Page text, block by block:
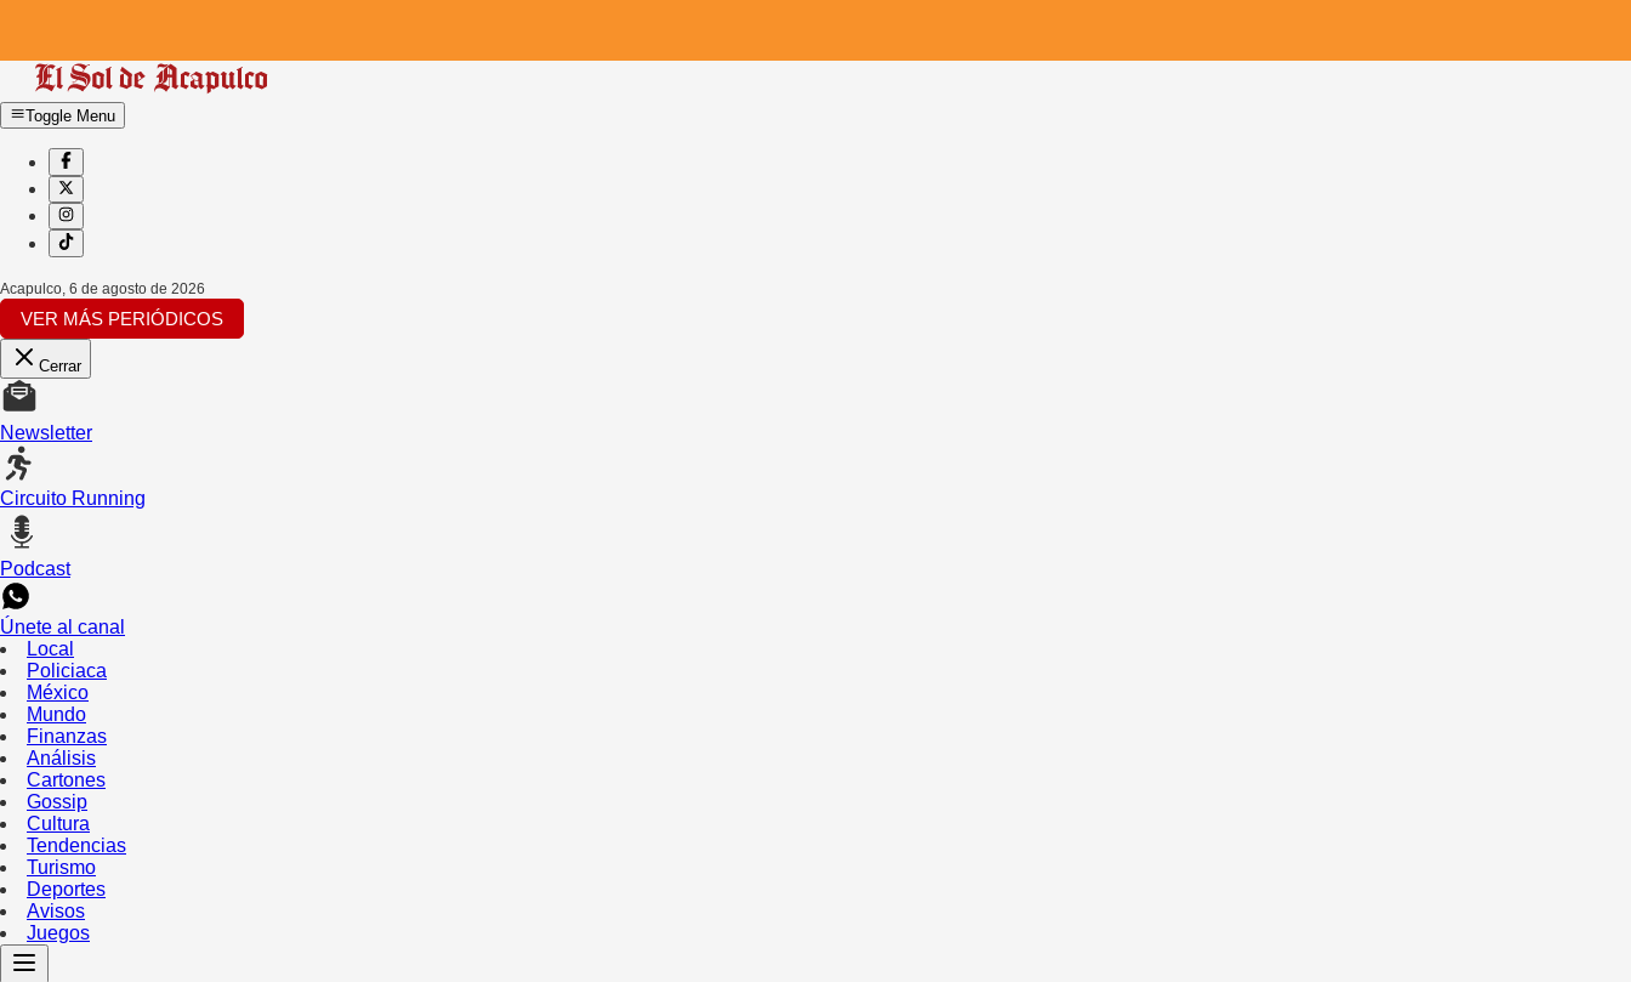
Toggle Menu
Acapulco 6 de agosto de 2026
VER MÁS PERIÓDICOS
Cerrar
Newsletter
Circuito Running
Podcast
Únete al canal
Local
Policiaca
México
Mundo
Finanzas
Análisis
Cartones
Gossip
Cultura
Tendencias
Turismo
Deportes
Avisos
Juegos